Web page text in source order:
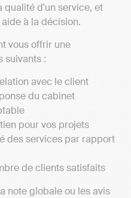
qualité d'un service, et
à la décision.
vous offrir une
suivants :
avec le client
du cabinet
pour vos projets
des services par rapport
de clients satisfaits
note globale ou les avis